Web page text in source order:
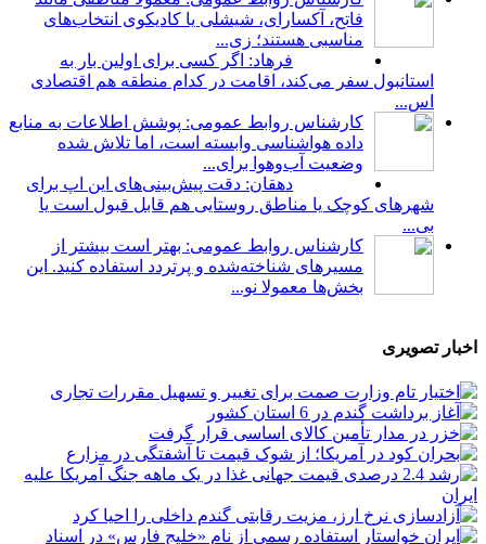
فاتح، آکسارای، شیشلی یا کادیکوی انتخاب‌های
مناسبی هستند؛ زی...
فرهاد: اگر کسی برای اولین بار به
استانبول سفر می‌کند، اقامت در کدام منطقه هم اقتصادی
اس...
کارشناس روابط عمومی: پوشش اطلاعات به منابع
داده هواشناسی وابسته است، اما تلاش شده
وضعیت آب‌وهوا برای...
دهقان: دقت پیش‌بینی‌های این اپ برای
شهرهای کوچک یا مناطق روستایی هم قابل قبول است یا
بی...
کارشناس روابط عمومی: بهتر است بیشتر از
مسیرهای شناخته‌شده و پرتردد استفاده کنید. این
بخش‌ها معمولا نو...
اخبار تصویری